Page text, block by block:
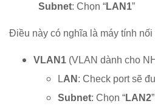
Subnet: Chọn “LAN1”
Điều này có nghĩa là máy tính
VLAN1 (VLAN dành cho
LAN : Check port sẽ
Subnet: Chọn “LAN2